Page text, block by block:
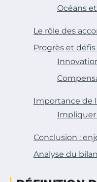
Océans
Le rôle des
Progrès et
Importance de
Impliquer
Conclusion :
Analyse du